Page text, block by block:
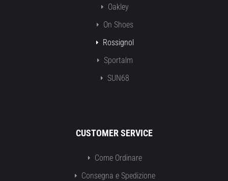
Oakley
On Shoes
Rossignol
Sportalm
SUN68
CUSTOMER SERVICE
Come Ordinare
Consegna e Spedizione